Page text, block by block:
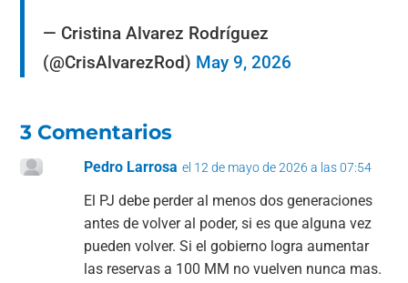
— Cristina Alvarez Rodríguez
(@CrisAlvarezRod) May 9, 2026
3 Comentarios
Pedro Larrosa el 12 de mayo de 2026 a las 07:54
El PJ debe perder al menos dos generaciones
antes de volver al poder, si es que alguna vez
pueden volver. Si el gobierno logra aumentar
las reservas a 100 MM no vuelven nunca mas.